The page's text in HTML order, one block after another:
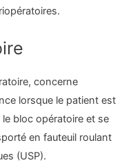
concerne
lorsque le patient est
bloc opératoire et se
en fauteuil roulant
(USP).